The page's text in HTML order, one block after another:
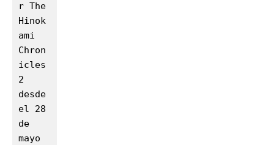
r The
Hinok
ami
Chron
icles
2
desde
el 28
de
mayo